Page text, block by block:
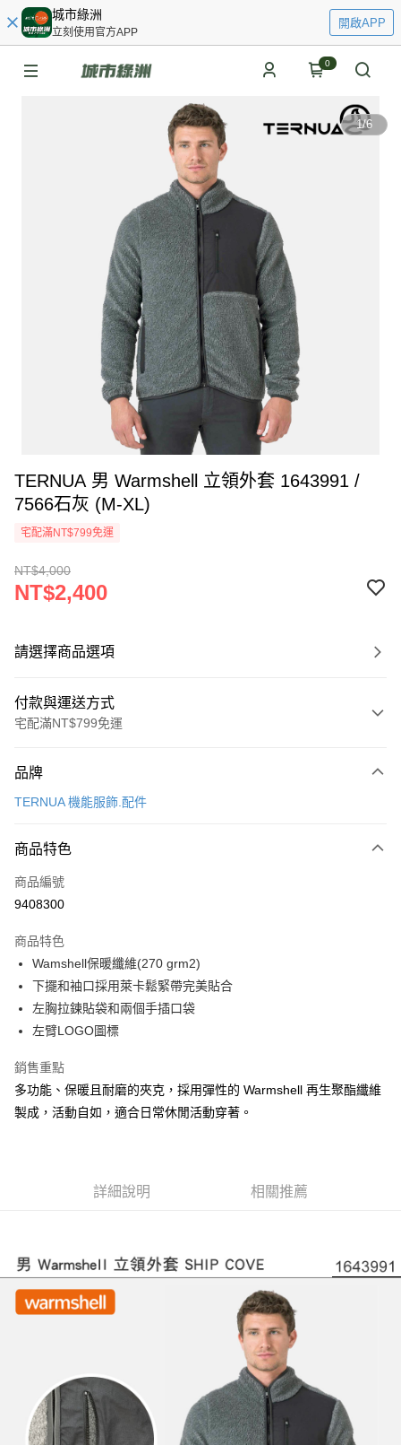
城市綠洲
立刻使用官方APP
開啟APP
0
1/6
TERNUA 男 Warmshell 立領外套 1643991 /
7566石灰 (M-XL)
宅配滿NT$799免運
NT$4,000
NT$2,400
請選擇商品選項
付款與運送方式
宅配滿NT$799免運
信用卡一次付款
Apple Pay
街口支付
Google Pay
全盈+PAY
大哥付你分期
相關說明
1.本服務由台灣大哥大提供，台灣大哥大用戶可立即使用無須另外申請。
2.付款方式選擇「大哥付你分期」，訂單成立後會自動跳轉到大哥付的交易
流程，驗證手機門號後，選擇欲分期的期數、繳款截止日，確認付款後即完
成交易。
法說明評估內容。
帳／街口支付／iPASS MONEY」等通路繳費。
【注意事項】
1.本服務係由「台灣大哥大股份有限公司」（以下簡稱本公司）所提供，讓
用戶於交易時，得透過本服務購買商品或服務，並由商店將買賣／分期付款
買賣價金債權讓與本公司後，依約使用本公司帳單繳交帳款。
2.基於同意付款使用「大哥付你分期」之契約關係目的，商店將以您的個人
資料（包含姓名、電話或地址）提供予台灣大哥大進項蒐集、處理及利用，
由本公司與您本人進行分期帳單所需資料之確認、核對及更正。
3.完整用戶服務條款，請詳閱以下連結： https://oppay.tw/userRule
AFTEE先享後付
相關說明
【關於「AFTEE先享後付」】
３．安心：先確認商品／服務後，再付款。
結帳頁面，進行簡訊認證並確認金額後，即可完成結帳。
２．訂單成立數日內，您將收到繳費通知簡訊。
３．收到繳費通知簡訊後14天內，點擊此簡訊中的連結，可透過四大超商／
ATM／網路銀行／等多元方式進行付款，方視為交易完成。
※ 請注意：結帳手續完成當下不需立刻繳費，但若您需要取消訂單，請聯絡
購買商品的店家。未經商家同意取消之訂單仍視為有效，需透過AFTEE先享
※ 交易是否成功請以「AFTEE先享後付 」之結帳頁面顯示為準，若有關於
是否繳費成功／繳費後需取消欲退款等相關疑問，請聯繫「AFTEE先享後付
客戶支援中心」 https://netprotections.freshdesk.com/support/home
【注意事項】
付款後門市自取
免運費
品牌
TERNUA 機能服飾.配件
商品特色
商品編號
9408300
商品特色
Wamshell保暖纖維(270 grm2)
下擺和袖口採用萊卡鬆緊帶完美貼合
左胸拉鍊貼袋和兩個手插口袋
左臂LOGO圖標
銷售重點
多功能、保暖且耐磨的夾克，採用彈性的 Warmshell 再生聚酯纖維
製成，活動自如，適合日常休閒活動穿著。
詳細說明 相關推薦